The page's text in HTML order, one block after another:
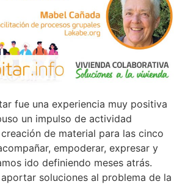
fue una experiencia muy positiva
un impulso de actividad
de material para las cinco
empoderar, expresar y
ido definiendo meses atrás.
soluciones al problema de la